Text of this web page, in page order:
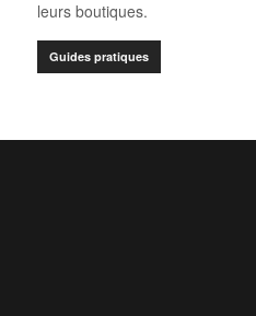
leurs boutiques.
Guides pratiques